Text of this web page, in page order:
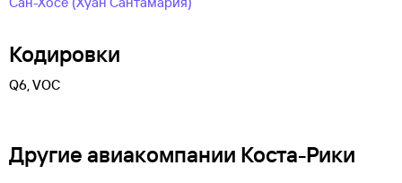
Кодировки
Q6, VOC
Другие авиакомпании Коста-Рики